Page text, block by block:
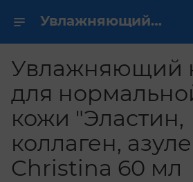
Увлажняющий крем для нормальной кожи "Эластин, коллаген, азулен" Christina 60 мл купить по выгодной цене в интернет магазине
Увлажняющий
для
кожи "Эластин,
коллаген,
Christina 60 мл